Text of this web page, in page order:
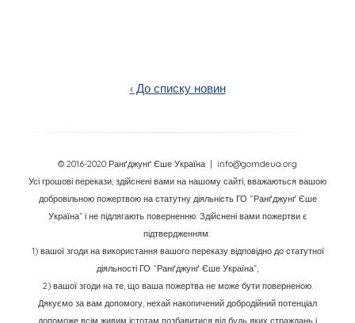
‹ До списку новин
© 2016-2020 Ранґджунґ Єше Україна
| info@gomdeua.org
Усі грошові перекази, здійснені вами на нашому сайті, вважаються вашою
добровільною пожертвою на статутну діяльність ГО “Ранґджунґ Єше
Україна” і не підлягають поверненню. Здійснені вами пожертви є
підтвердженням:
1) вашої згоди на використання вашого переказу відповідно до статутної
діяльності ГО “Ранґджунґ Єше Україна”;
2) вашої згоди на те, що ваша пожертва не може бути поверненою.
Дякуємо за вам допомогу, нехай накопичений добродійний потенціал
допоможе всім живим істотам позбавитися від будь яких страждань і